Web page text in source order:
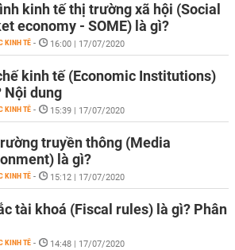
kinh tế thị trường xã hội (Social
economy - SOME) là gì?
KINH TẾ - 16:00 | 17/07/2020
kinh tế (Economic Institutions)
Nội dung
KINH TẾ - 15:39 | 17/07/2020
truyền thông (Media
là gì?
KINH TẾ - 15:12 | 17/07/2020
tài khoá (Fiscal rules) là gì? Phân
KINH TẾ - 14:48 | 17/07/2020